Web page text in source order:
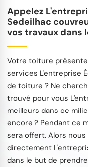
Appelez
Sedeilhac
vos travaux dans
Votre toiture présente
services L'entreprise
de toiture ? Ne
trouvé pour vous
meilleurs dans ce
encore ? Pendant ce
sera offert. Alors
directement
dans le but de